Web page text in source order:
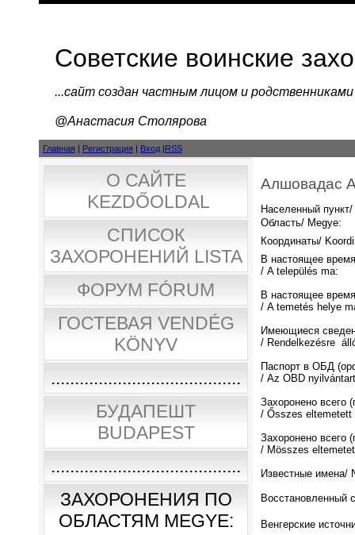
Советские воинские
...cайт создан частным лицом и
@Анастасия Столярова
Главная | Регистрация | Вход |RSS
О САЙТЕ
KEZDŐOLDAL
СПИСОК
ЗАХОРОНЕНИЙ LISTA
ФОРУМ FÓRUM
ГОСТЕВАЯ VENDÉG
KÖNYV
........................................
БУДАПЕШТ
BUDAPEST
........................................
ЗАХОРОНЕНИЯ ПО
ОБЛАСТЯМ MEGYE:
Алшовадас
Населенный
Область/ Megye:
Координаты/
В настоящее
/ A település ma:
В настоящее
/ A temetés helye
Имеющиеся
/ Rendelkezésre
Паспорт в ОБД
/ Az OBD
Захоронено всего
/ Ősszes eltemetett
Захоронено всего
/ Мösszes
Известные имена/
Восстановленный
Венгерские